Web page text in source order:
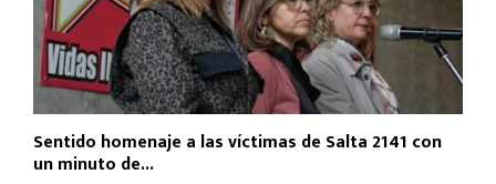
Sentido homenaje a las víctimas de Salta 2141 con
un minuto de...